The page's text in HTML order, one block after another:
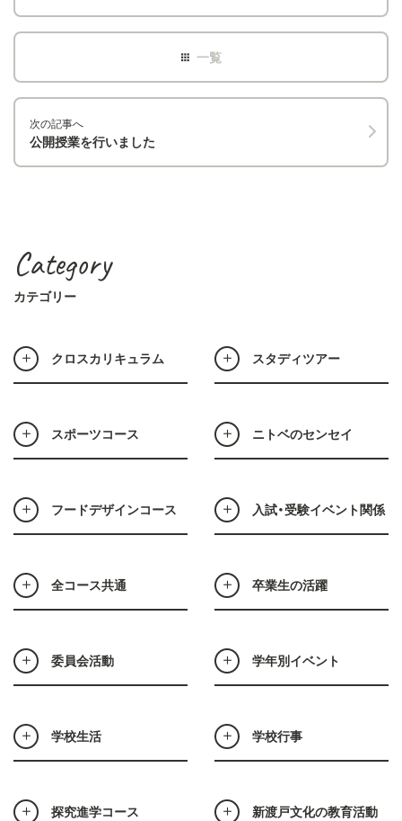
次の記事へ
公開授業を行いました
Category
カテゴリー
クロスカリキュラム スタディツアー
スポーツコース ニトベのセンセイ
フードデザインコース 入試・受験イベント関係
全コース共通 卒業生の活躍
委員会活動 学年別イベント
学校生活 学校行事
探究進学コース 新渡戸文化の教育活動